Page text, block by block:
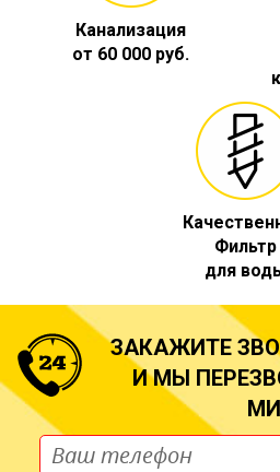
Канализация
от 60 000 руб.
Фильтр
для
ЗАКАЖИТЕ
И МЫ